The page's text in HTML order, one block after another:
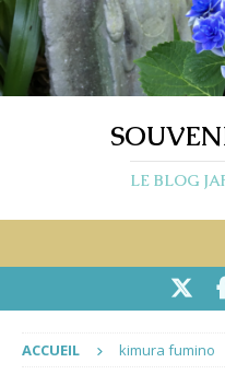
LE BLOG
ACCUEIL kimura fumino